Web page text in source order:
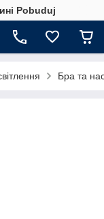
Pobuduj
Бра та